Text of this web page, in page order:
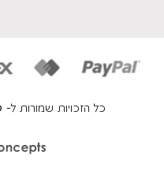
כל הזכויות שמורות ל- ©